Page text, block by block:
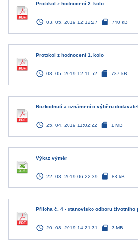
Protokol z hodnocení 2. kolo
access_time 03. 05. 2019 12:12:27 sd_card 740 kB
Protokol z hodnocení 1. kolo
access_time 03. 05. 2019 12:11:52 sd_card 787 kB
Rozhodnutí a oznámení o výběru
access_time 25. 04. 2019 11:02:22 sd_card 1 MB
Výkaz výměr
access_time 22. 03. 2019 06:22:39 sd_card 83 kB
Příloha č. 4 - stanovisko odboru životního
access_time 20. 03. 2019 14:21:31 sd_card 3 MB